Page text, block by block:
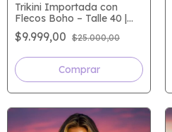
Trikini Importada con
Flecos Boho – Talle 40 |
Orozcas Verano
$9.999,00 $25.000,00